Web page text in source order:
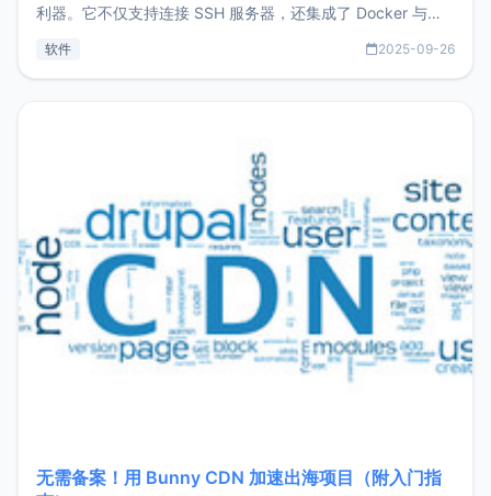
利器。它不仅支持连接 SSH 服务器，还集成了 Docker 与常
件间频繁切换，仅凭 HexHub 即可同时搞定运维与数据库操
软件 2025-09-26
无需备案！用 Bunny CDN 加速出海项目（附入门指